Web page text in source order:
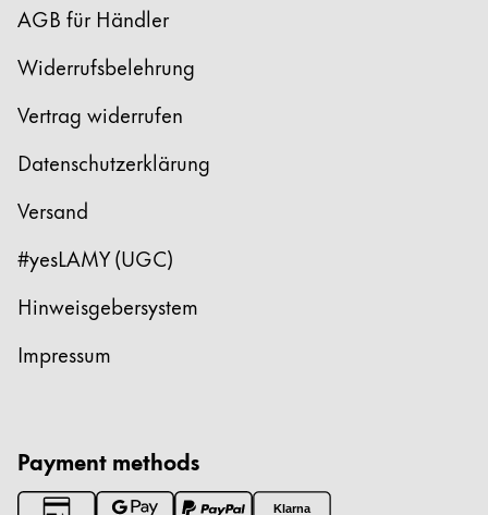
AGB für Händler
Widerrufsbelehrung
Vertrag widerrufen
Datenschutzerklärung
Versand
#yesLAMY (UGC)
Hinweisgebersystem
Impressum
Payment methods
Klarna